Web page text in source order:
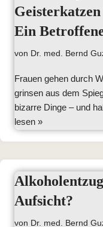
Ein
von Dr. med. Bernd
Frauen gehen durch
grinsen aus dem
bizarre Dinge – und
lesen »
Aufsicht?
von Dr. med. Bernd